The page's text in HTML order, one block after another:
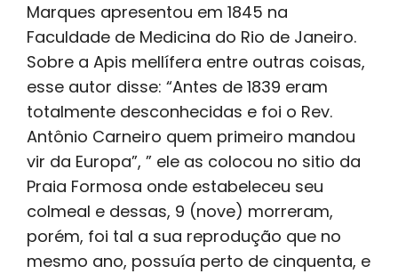
Marques apresentou em 1845 na
Faculdade de Medicina do Rio de Janeiro.
Sobre a Apis mellífera entre outras coisas,
esse autor disse: “Antes de 1839 eram
totalmente desconhecidas e foi o Rev.
Antônio Carneiro quem primeiro mandou
vir da Europa”, ” ele as colocou no sitio da
Praia Formosa onde estabeleceu seu
colmeal e dessas, 9 (nove) morreram,
porém, foi tal a sua reprodução que no
mesmo ano, possuía perto de cinquenta, e